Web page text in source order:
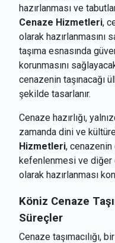
hazırlanması ve
Cenaze Hizmetleri,
olarak hazırlanmasını
taşıma esnasında
korunmasını
cenazenin taşınacağı
şekilde tasarlanır.
Cenaze hazırlığı,
zamanda dini ve
Hizmetleri, cenazenin
kefenlenmesi ve diğer
olarak hazırlanması
Köniz Cenaze
Süreçler
Cenaze taşımacılığı,